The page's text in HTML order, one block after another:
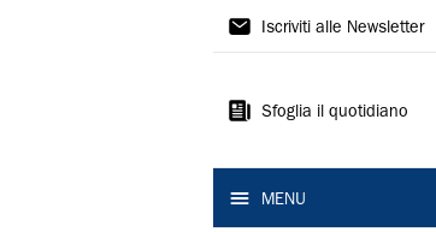
Gazzetta
Modena
Iscriviti alle Newsletter
Sfoglia il quotidiano
MENU